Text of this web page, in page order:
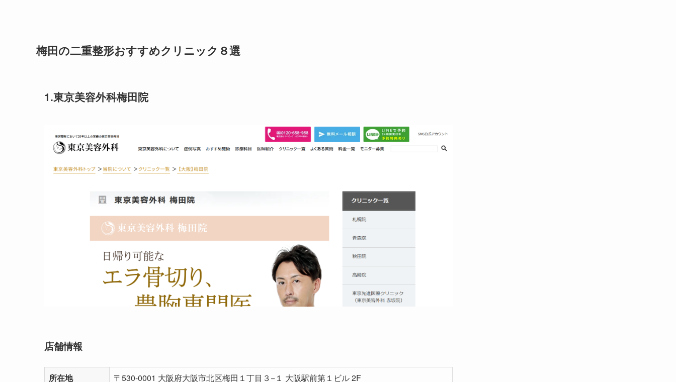
梅田の二重整形おすすめクリニック８選
1.東京美容外科梅田院
店舗情報
所在地 〒530-0001 大阪府大阪市北区梅田１丁目３−１ 大阪駅前第１ビル 2F